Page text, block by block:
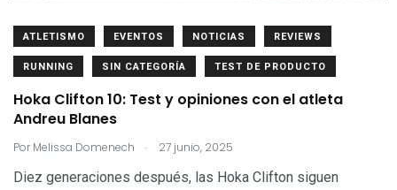
ATLETISMO EVENTOS NOTICIAS REVIEWS
RUNNING SIN CATEGORÍA TEST DE PRODUCTO
Hoka Clifton 10: Test y opiniones con el atleta
Andreu Blanes
Por Melissa Domenech . 27 junio, 2025
Diez generaciones después, las Hoka Clifton siguen